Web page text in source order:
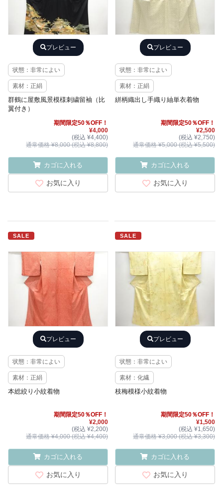
プレビュー
状態：非常によい
素材：正絹
群鶴に屋敷風景模様刺繍留袖（比
翼付き）
期間限定50％OFF！
¥4,000
(税込 ¥4,400)
通常価格 ¥8,000 (税込 ¥8,800)
カゴに入れる
お気に入り
プレビュー
状態：非常によい
素材：正絹
絣柄織出し手織り紬単衣着物
期間限定50％OFF！
¥2,500
(税込 ¥2,750)
通常価格 ¥5,000 (税込 ¥5,500)
カゴに入れる
お気に入り
SALE
プレビュー
状態：非常によい
素材：正絹
本総絞り小紋着物
期間限定50％OFF！
¥2,000
(税込 ¥2,200)
通常価格 ¥4,000 (税込 ¥4,400)
カゴに入れる
お気に入り
SALE
プレビュー
状態：非常によい
素材：化繊
枝梅模様小紋着物
期間限定50％OFF！
¥1,500
(税込 ¥1,650)
通常価格 ¥3,000 (税込 ¥3,300)
カゴに入れる
お気に入り